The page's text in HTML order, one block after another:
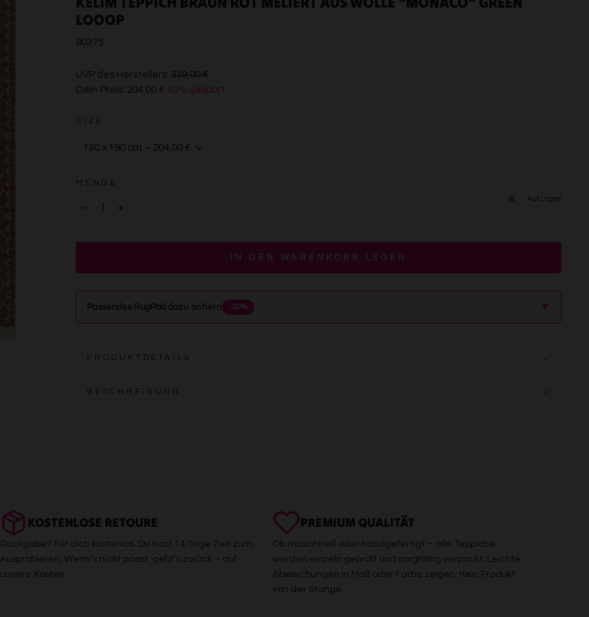
LOOOP
80375
UVP des Herstellers: 339,00 €€339,00
Dein Preis: 204,00 € 40% gespart
SIZE
MENGE
Auf Lager
IN DEN WARENKORB LEGEN
Passendes RugPad dazu sichern −20% ▲
PRODUKTDETAILS
BESCHREIBUNG
KOSTENLOSE RETOURE
Rückgabe? Für dich kostenlos. Du hast 14 Tage Zeit zum
Ausprobieren. Wenn’s nicht passt, geht’s zurück – auf
unsere Kosten.
PREMIUM QUALITÄT
Ob maschinell oder handgefertigt – alle Teppiche
werden einzeln geprüft und sorgfältig verpackt. Leichte
Abweichungen in Maß oder Farbe zeigen: Kein Produkt
von der Stange.